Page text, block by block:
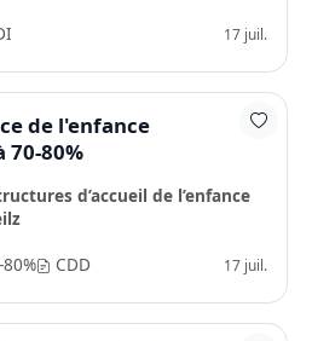
17 juil.
de l'enfance
70-80%
d’accueil de l’enfance
CDD 17 juil.